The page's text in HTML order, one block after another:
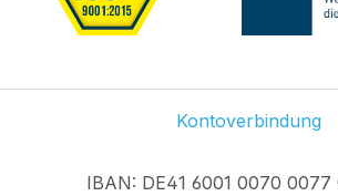
Kontoverbindung
IBAN: DE41 6001 0070